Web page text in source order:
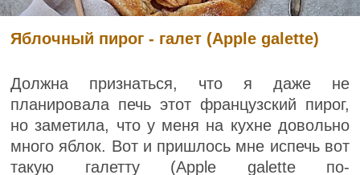
Яблочный пирог - галет (Apple galette)
Должна признаться, что я даже не
планировала печь этот французский пирог,
но заметила, что у меня на кухне довольно
много яблок. Вот и пришлось мне испечь вот
такую ​​галетту (Apple galette по-